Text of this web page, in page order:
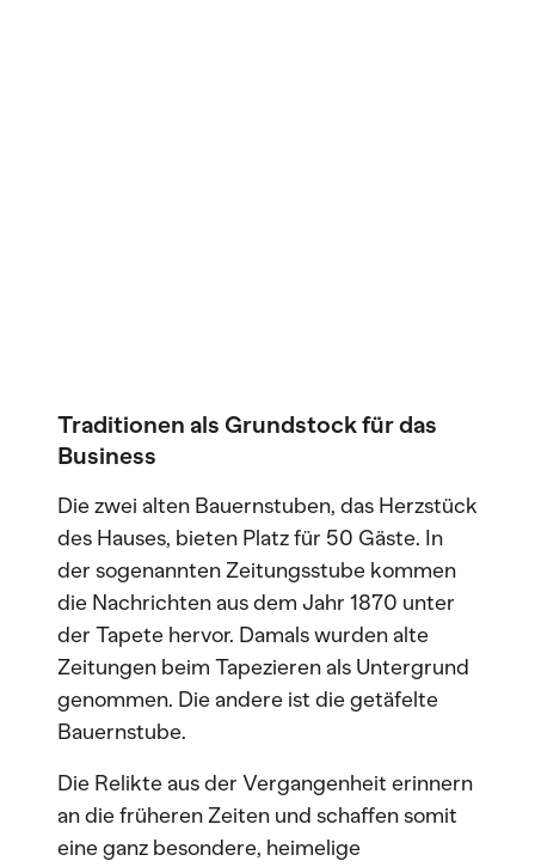
Traditionen als Grundstock für das
Business
Die zwei alten Bauernstuben, das Herzstück
des Hauses, bieten Platz für 50 Gäste. In
der sogenannten Zeitungsstube kommen
die Nachrichten aus dem Jahr 1870 unter
der Tapete hervor. Damals wurden alte
Zeitungen beim Tapezieren als Untergrund
genommen. Die andere ist die getäfelte
Bauernstube.
Die Relikte aus der Vergangenheit erinnern
an die früheren Zeiten und schaffen somit
eine ganz besondere, heimelige